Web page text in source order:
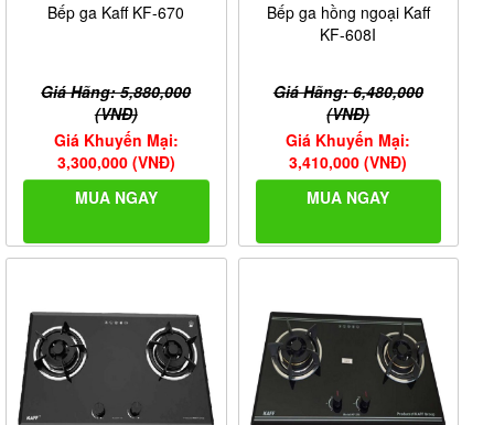
Bếp ga Kaff KF-670
Giá Hãng: 5,880,000
(VNĐ)
Giá Khuyến Mại:
3,300,000 (VNĐ)
MUA NGAY
Bếp ga hồng ngoại Kaff
KF-608I
Giá Hãng: 6,480,000
(VNĐ)
Giá Khuyến Mại:
3,410,000 (VNĐ)
MUA NGAY